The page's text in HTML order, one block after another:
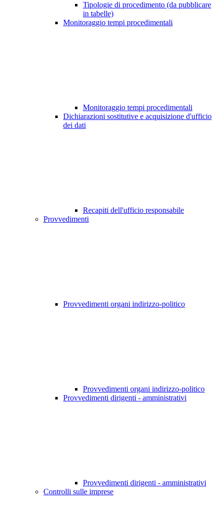
Tipologie di procedimento (da pubblicare
in tabelle)
Monitoraggio tempi procedimentali
Monitoraggio tempi procedimentali
Dichiarazioni sostitutive e acquisizione d'ufficio
dei dati
Recapiti dell'ufficio responsabile
Provvedimenti
Provvedimenti organi indirizzo-politico
Provvedimenti organi indirizzo-politico
Provvedimenti dirigenti - amministrativi
Provvedimenti dirigenti - amministrativi
Controlli sulle imprese